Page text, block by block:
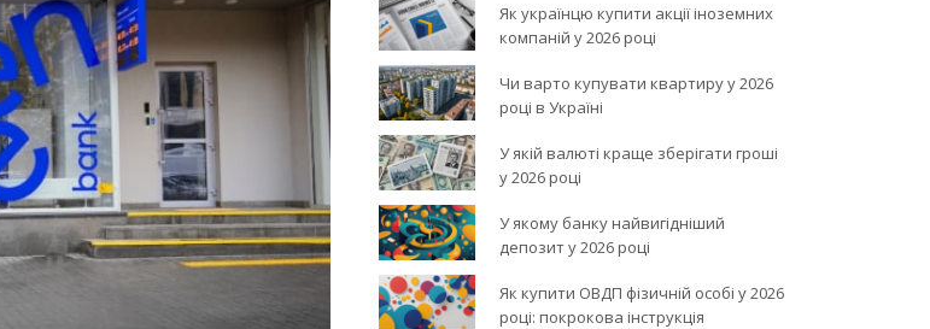
Як українцю купити акції іноземних
компаній у 2026 році
Чи варто купувати квартиру у 2026
році в Україні
У якій валюті краще зберігати гроші
у 2026 році
У якому банку найвигідніший
депозит у 2026 році
Як купити ОВДП фізичній особі у 2026
році: покрокова інструкція